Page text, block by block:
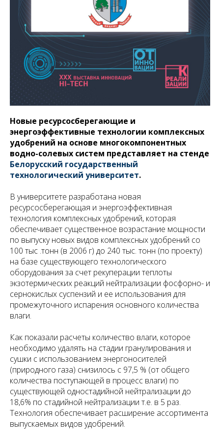
Новые ресурсосберегающие и
энергоэффективные технологии комплексных
удобрений на основе многокомпонентных
водно-солевых систем представляет на стенде
Белорусский государственный
технологический университет.
В университете разработана новая
ресурсосберегающая и энергоэффективная
технология комплексных удобрений, которая
обеспечивает существенное возрастание мощности
по выпуску новых видов комплексных удобрений со
100 тыс .тонн (в 2006 г) до 240 тыс. тонн (по проекту)
на базе существующего технологического
оборудования за счет рекуперации теплоты
экзотермических реакций нейтрализации фосфорно- и
сернокислых суспензий и ее использования для
промежуточного испарения основного количества
влаги.
Как показали расчеты количество влаги, которое
необходимо удалять на стадии гранулирования и
сушки с использованием энергоносителей
(природного газа) снизилось с 97,5 % (от общего
количества поступающей в процесс влаги) по
существующей одностадийной нейтрализации до
18,6% по стадийной нейтрализации т.е. в 5 раз.
Технология обеспечивает расширение ассортимента
выпускаемых видов удобрений.